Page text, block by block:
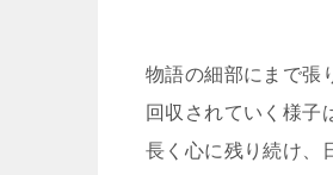
物語の細部にまで張
回収されていく様子
長く心に残り続け、